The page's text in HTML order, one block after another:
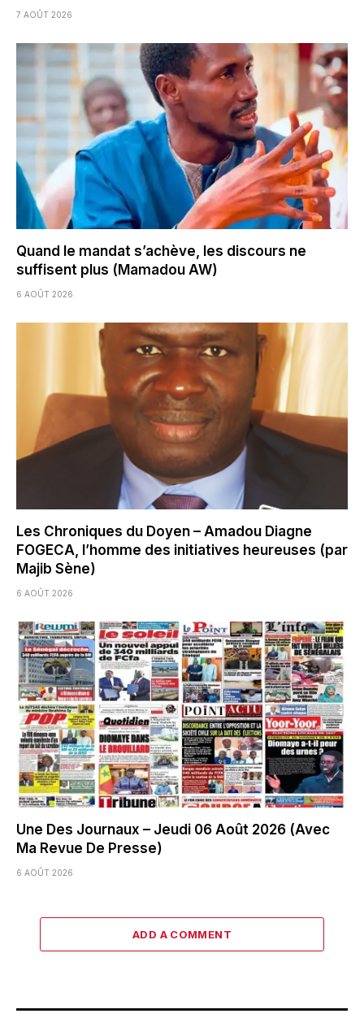
7 AOÛT 2026
Quand le mandat s’achève, les discours ne
suffisent plus (Mamadou AW)
6 AOÛT 2026
Les Chroniques du Doyen – Amadou Diagne
FOGECA, l’homme des initiatives heureuses (par
Majib Sène)
6 AOÛT 2026
Une Des Journaux – Jeudi 06 Août 2026 (Avec
Ma Revue De Presse)
6 AOÛT 2026
ADD A COMMENT